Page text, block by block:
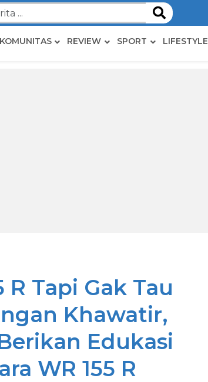
KOMUNITAS REVIEW SPORT LIFESTYLE
R Tapi Gak Tau
Khawatir,
Edukasi
WR 155 R